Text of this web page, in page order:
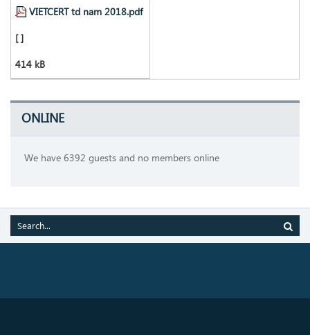
VIETCERT td nam 2018.pdf
[ ]
414 kB
ONLINE
We have 6392 guests and no members online